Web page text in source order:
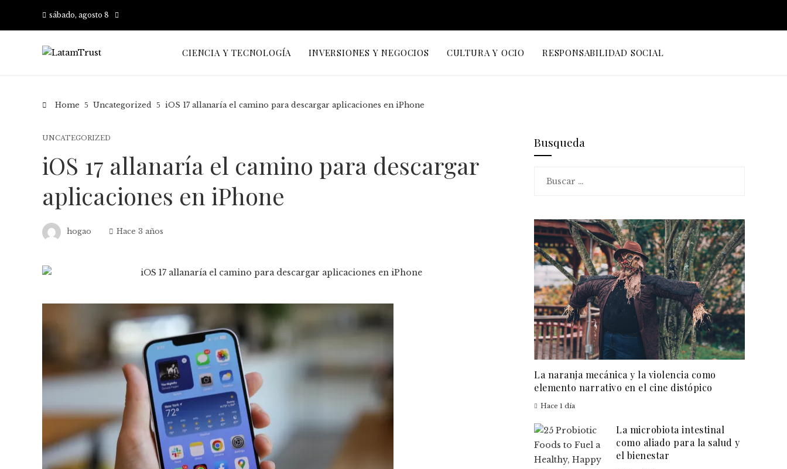
sábado, agosto 8
CIENCIA Y TECNOLOGÍA INVERSIONES Y NEGOCIOS CULTURA Y OCIO RESPONSABILIDAD SOCIAL
Home Uncategorized iOS 17 allanaría el camino para descargar aplicaciones en iPhone
UNCATEGORIZED
iOS 17 allanaría el camino para descargar
aplicaciones en iPhone
hogao Hace 3 años
Busqueda
La naranja mecánica y la violencia como
elemento narrativo en el cine distópico
Hace 1 día
La microbiota intestinal
como aliado para la salud y
el bienestar